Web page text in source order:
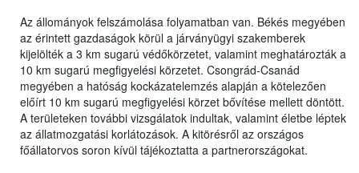
Az állományok felszámolása folyamatban van. Békés megyében
az érintett gazdaságok körül a járványügyi szakemberek
kijelölték a 3 km sugarú védőkörzetet, valamint meghatározták a
10 km sugarú megfigyelési körzetet. Csongrád-Csanád
megyében a hatóság kockázatelemzés alapján a kötelezően
előírt 10 km sugarú megfigyelési körzet bővítése mellett döntött.
A területeken további vizsgálatok indultak, valamint életbe léptek
az állatmozgatási korlátozások. A kitörésről az országos
főállatorvos soron kívül tájékoztatta a partnerországokat.